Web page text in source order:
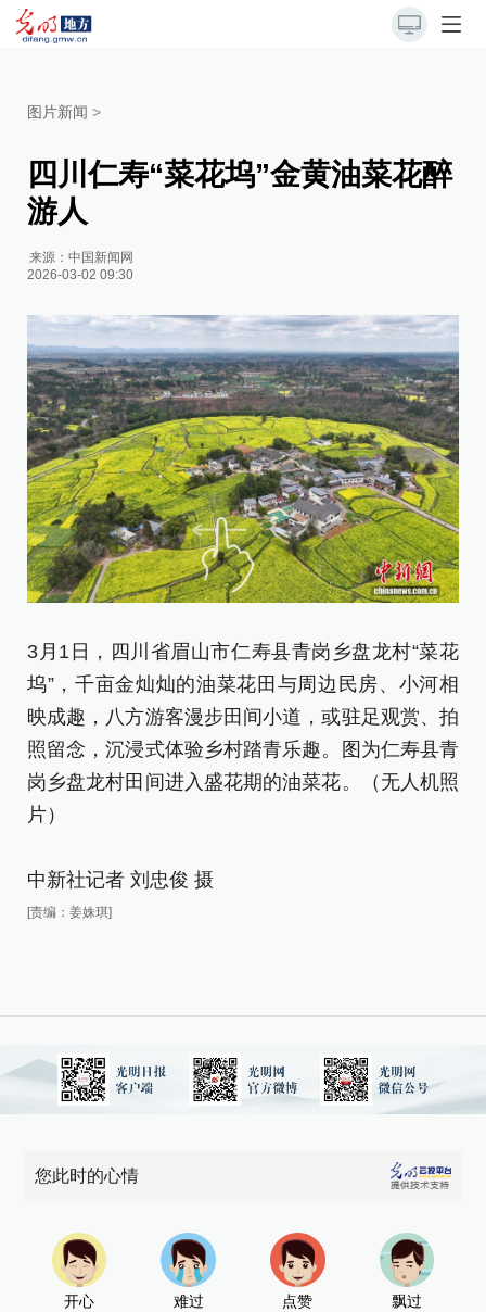
图片新闻 >
四川仁寿“菜花坞”金黄油菜花醉
游人
来源：中国新闻网
2026-03-02 09:30
3月1日，四川省眉山市仁寿县青岗乡盘龙村“菜花
坞”，千亩金灿灿的油菜花田与周边民房、小河相
映成趣，八方游客漫步田间小道，或驻足观赏、拍
照留念，沉浸式体验乡村踏青乐趣。图为仁寿县青
岗乡盘龙村田间进入盛花期的油菜花。（无人机照
片）
中新社记者 刘忠俊 摄
[责编：姜姝琪]
您此时的心情
开心 难过 点赞 飘过